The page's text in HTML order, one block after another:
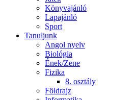
Könyvajánló
Lapajánló
Sport
Tanuljunk
Angol nyelv
Biológia
Ének/Zene
Fizika
8. osztály
Földrajz